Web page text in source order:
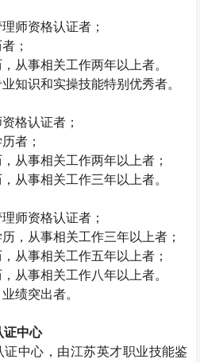
师资格认证者；
；
从事相关工作两年以上者。
知识和实操技能特别优秀者。
格认证者；
者；
从事相关工作两年以上者；
从事相关工作三年以上者。
师资格认证者；
，从事相关工作三年以上者；
从事相关工作五年以上者；
从事相关工作八年以上者。
绩突出者。
证中心
中心，由江苏英才职业技能鉴